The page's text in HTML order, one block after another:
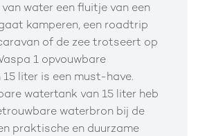
water een fluitje van een
kamperen, een roadtrip
of de zee trotseert op
1 opvouwbare
liter is een must-have.
watertank van 15 liter heb
waterbron bij de
praktische en duurzame